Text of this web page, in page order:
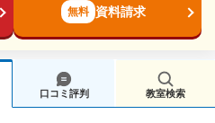
無料 資料請求
口コミ評判 教室検索